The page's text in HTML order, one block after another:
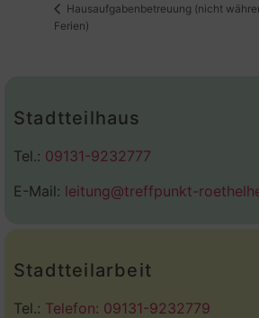
Hausaufgabenbetreuung (nicht
Ferien)
Stadtteilhaus
Tel.: 09131-9232777
E-Mail: leitung@treffpunkt-
Stadtteilarbeit
Tel.: Telefon: 09131-9232779